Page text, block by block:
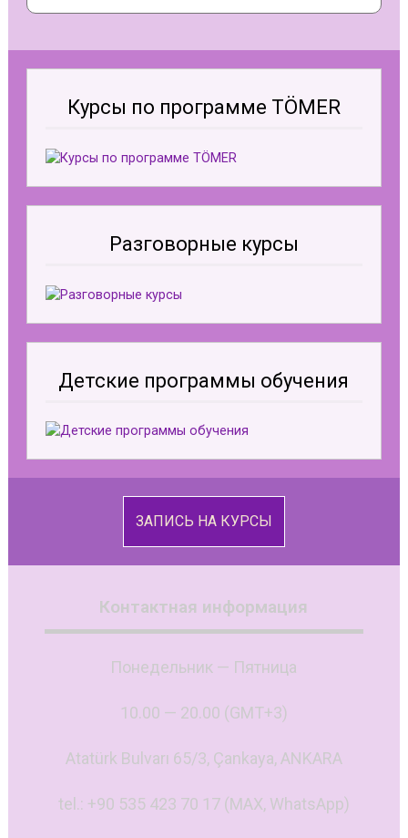
Курсы по программе TÖMER
Разговорные курсы
Детские программы обучения
ЗАПИСЬ НА КУРСЫ
Контактная информация
Понедельник — Пятница
10.00 — 20.00 (GMT+3)
Atatürk Bulvarı 65/3, Çankaya, ANKARA
tel.: +90 535 423 70 17 (MAX, WhatsApp)